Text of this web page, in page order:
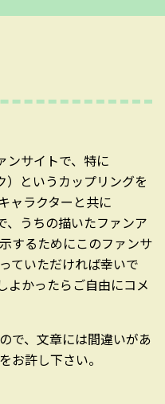
ンサイトで、特に
というカップリングを
ャラクターと共に
、うちの描いたファンア
するためにこのファンサ
ていただければ幸いで
よかったらご自由にコメ
で、文章には間違いがあ
お許し下さい。